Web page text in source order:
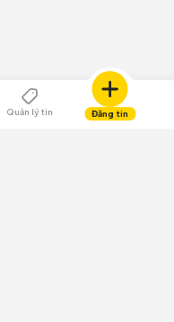
Quản lý tin Đăng tin